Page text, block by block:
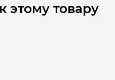
этому товару